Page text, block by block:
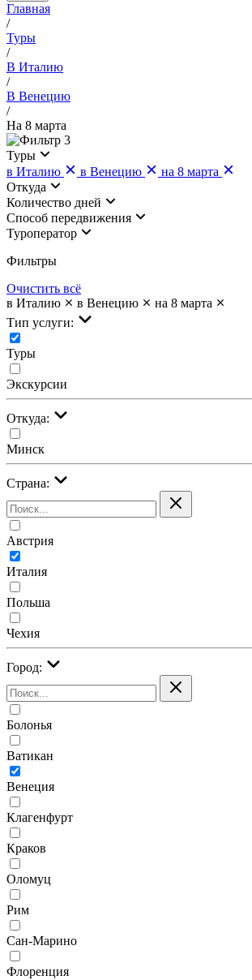
Главная
/
Туры
/
В Италию
/
В Венецию
/
На 8 марта
3
Туры
в Италию
в Венецию
на 8 марта
Откуда
Количество дней
Cпособ передвижения
Туроператор
Фильтры
Очистить всё
в Италию
в Венецию
на 8 марта
Тип услуги:
Туры
Экскурсии
Откуда:
Минск
Страна:
Австрия
Италия
Польша
Чехия
Город:
Болонья
Ватикан
Венеция
Клагенфурт
Краков
Оломуц
Рим
Сан-Марино
Флоренция